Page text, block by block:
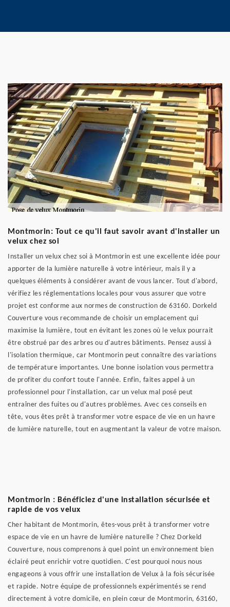
Montmorin: Tout ce qu'il faut savoir avant d'installer un
velux chez soi
Installer un velux chez soi à Montmorin est une excellente idée pour
apporter de la lumière naturelle à votre intérieur, mais il y a
quelques éléments à considérer avant de vous lancer. Tout d'abord,
vérifiez les réglementations locales pour vous assurer que votre
projet est conforme aux normes de construction de 63160. Dorkeld
Couverture vous recommande de choisir un emplacement qui
maximise la lumière, tout en évitant les zones où le velux pourrait
être obstrué par des arbres ou d'autres bâtiments. Pensez aussi à
l'isolation thermique, car Montmorin peut connaître des variations
de température importantes. Une bonne isolation vous permettra
de profiter du confort toute l'année. Enfin, faites appel à un
professionnel pour l'installation, car un velux mal posé peut
entraîner des fuites ou d'autres problèmes. Avec ces conseils en
tête, vous êtes prêt à transformer votre espace de vie en un havre
de lumière naturelle, tout en augmentant la valeur de votre maison.
Montmorin : Bénéficiez d'une installation sécurisée et
rapide de vos velux
Cher habitant de Montmorin, êtes-vous prêt à transformer votre
espace de vie en un havre de lumière naturelle ? Chez Dorkeld
Couverture, nous comprenons à quel point un environnement bien
éclairé peut enrichir votre quotidien. C'est pourquoi nous nous
engageons à vous offrir une installation de Velux à la fois sécurisée
et rapide. Notre équipe de professionnels expérimentés se rend
directement à votre domicile, en plein cœur de Montmorin, 63160,